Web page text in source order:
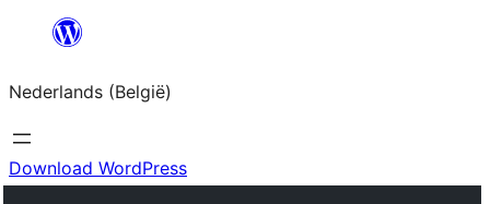
Spring
de
inhoud
Nederlands (België)
Download WordPress